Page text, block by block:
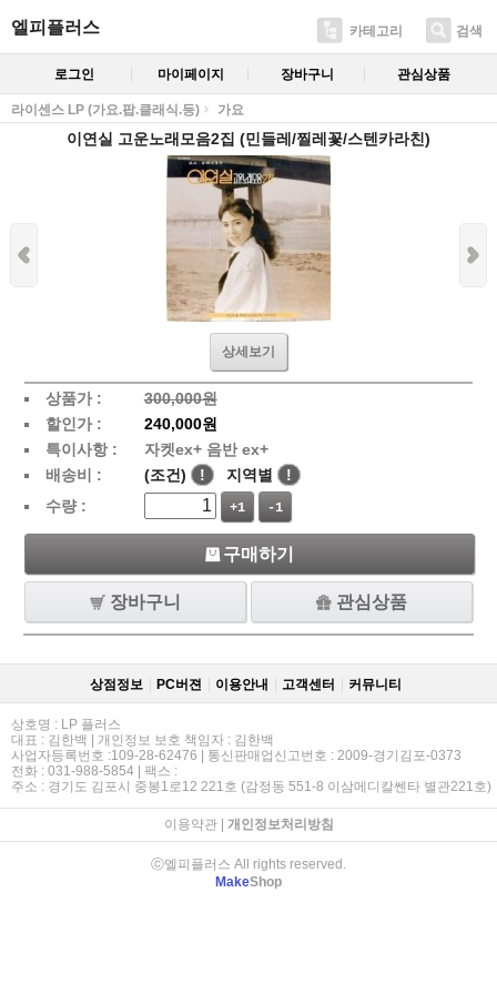
엘피플러스 카테고리 검색
로그인 마이페이지 장바구니 관심상품
라이센스 LP (가요.팝.클래식.등) 가요
이연실 고운노래모음2집 (민들레/찔레꽃/스텐카라친)
상세보기
상품가 :
300,000원
할인가 :
240,000원
특이사항 :
자켓ex+ 음반 ex+
배송비 :
(조건) ! 지역별
!
수량 :
+1 -1
구매하기
장바구니 관심상품
상점정보 PC버젼 이용안내 고객센터 커뮤니티
상호명 : LP 플러스
대표 : 김한백 | 개인정보 보호 책임자 : 김한백
사업자등록번호 :109-28-62476 | 통신판매업신고번호 : 2009-경기김포-0373
전화 : 031-988-5854 | 팩스 :
주소 : 경기도 김포시 중봉1로12 221호 (감정동 551-8 이삼메디칼쎈타 별관221호)
이용약관| 개인정보처리방침
ⓒ엘피플러스 All rights reserved.
MakeShop